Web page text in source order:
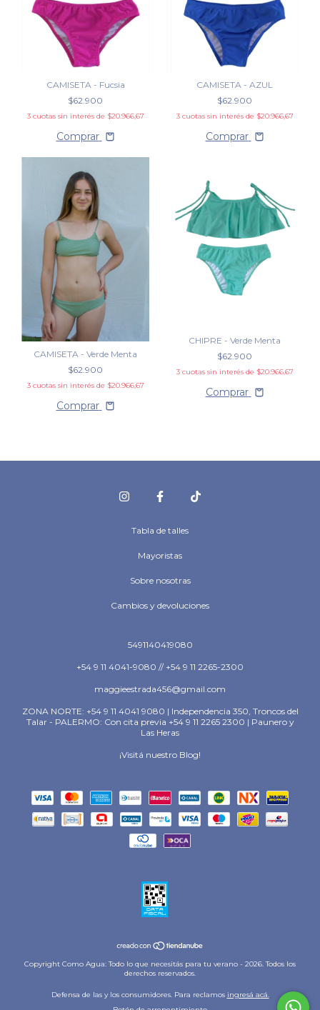
CAMISETA - Fucsia
$62.900
3 cuotas sin interés de $20.966,67
Comprar
CAMISETA - AZUL
$62.900
3 cuotas sin interés de $20.966,67
Comprar
CAMISETA - Verde Menta
$62.900
3 cuotas sin interés de $20.966,67
Comprar
CHIPRE - Verde Menta
$62.900
3 cuotas sin interés de $20.966,67
Comprar
Tabla de talles
Mayoristas
Sobre nosotras
Cambios y devoluciones
5491140419080
+54 9 11 4041-9080 // +54 9 11 2265-2300
maggieestrada456@gmail.com
ZONA NORTE: +54 9 11 4041 9080 | Independencia 350, Troncos del
Talar - PALERMO: Con cita previa +54 9 11 2265 2300 | Paunero y
Las Heras
¡Visitá nuestro Blog!
Copyright Como Agua: Todo lo que necesitás para tu verano - 2026. Todos los
derechos reservados.
Defensa de las y los consumidores. Para reclamos ingresá acá.